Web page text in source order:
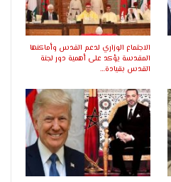
الاجتماع الوزاري لدعم القدس وأماكنها
المقدسة يؤكد على أهمية دور لجنة
القدس بقيادة…